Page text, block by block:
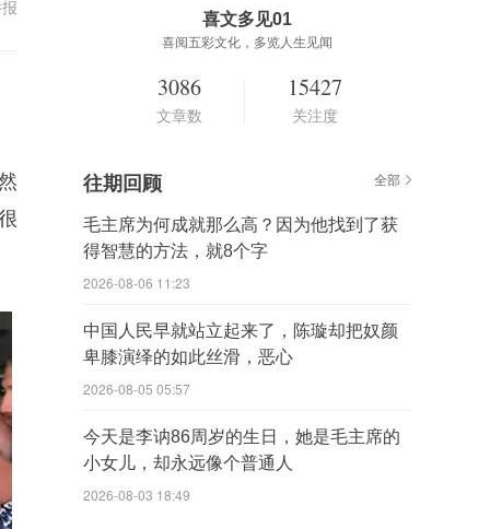
喜文多见01
喜阅五彩文化，多览人生见闻
3086
文章数
15427
关注度
往期回顾 全部
毛主席为何成就那么高？因为他找到了获
得智慧的方法，就8个字
2026-08-06 11:23
中国人民早就站立起来了，陈璇却把奴颜
卑膝演绎的如此丝滑，恶心
2026-08-05 05:57
今天是李讷86周岁的生日，她是毛主席的
小女儿，却永远像个普通人
2026-08-03 18:49